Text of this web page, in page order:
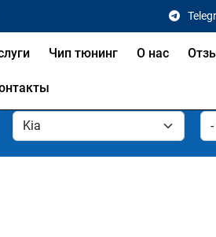
Чип тюнинг О нас